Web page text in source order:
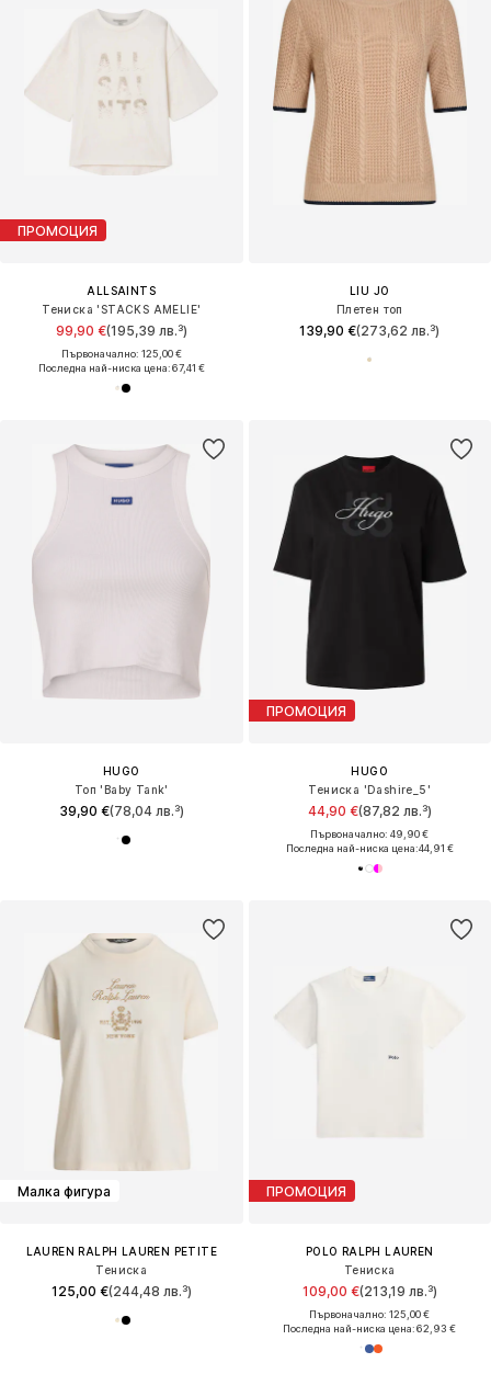
ПРОМОЦИЯ
ALLSAINTS
Тениска 'STACKS AMELIE'
99,90 €(195,39 лв.³)
Първоначално: 125,00 €
Последна най-ниска цена:67,41 €
LIU JO
Плетен топ
139,90 €(273,62 лв.³)
HUGO
Топ 'Baby Tank'
39,90 €(78,04 лв.³)
ПРОМОЦИЯ
HUGO
Тениска 'Dashire_5'
44,90 €(87,82 лв.³)
Първоначално: 49,90 €
Последна най-ниска цена:44,91 €
Малка фигура
LAUREN RALPH LAUREN PETITE
Тениска
125,00 €(244,48 лв.³)
ПРОМОЦИЯ
POLO RALPH LAUREN
Тениска
109,00 €(213,19 лв.³)
Първоначално: 125,00 €
Последна най-ниска цена:62,93 €